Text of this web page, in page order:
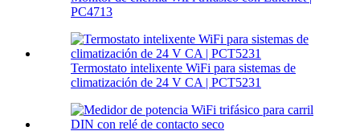
PC4713
Termostato intelixente WiFi para sistemas de
climatización de 24 V CA | PCT5231